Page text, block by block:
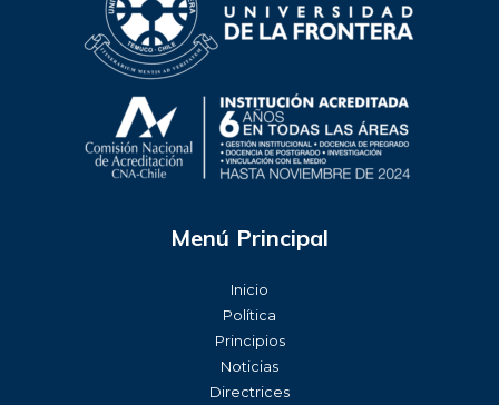
Menú Principal
Inicio
Política
Principios
Noticias
Directrices